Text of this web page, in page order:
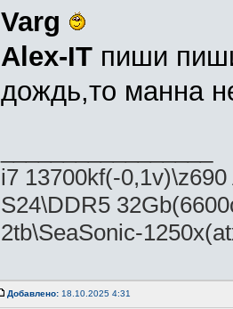
Varg
Alex-IT пиши
дождь,то манна
i7 13700kf(-
S24\DDR5
2tb\SeaSonic-
Добавлено: 18.10.2025 4:31